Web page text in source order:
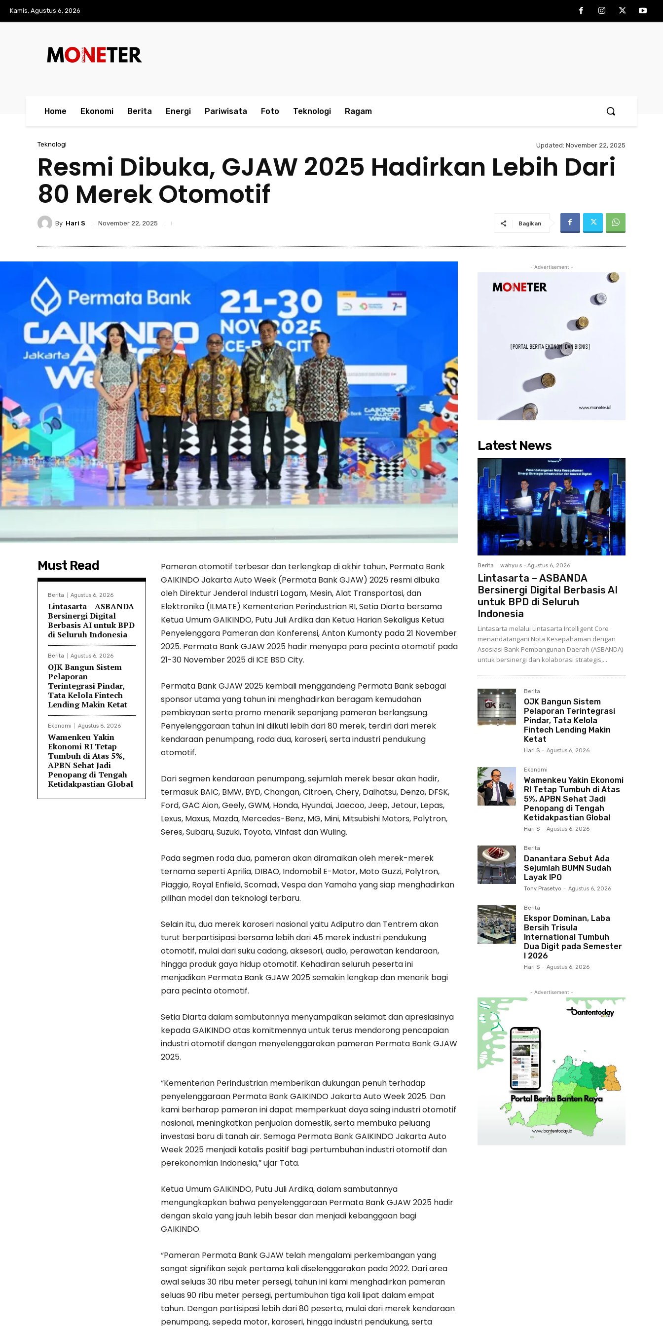
Kamis, Agustus 6, 2026
Home Ekonomi Berita Energi Pariwisata Foto Teknologi Ragam
Teknologi Updated: November 22, 2025
Resmi Dibuka, GJAW 2025 Hadirkan Lebih Dari
80 Merek Otomotif
By Hari S November 22, 2025 Bagikan
Must Read
Berita Agustus 6, 2026
Lintasarta – ASBANDA
Bersinergi Digital
Berbasis AI untuk BPD
di Seluruh Indonesia
Berita Agustus 6, 2026
OJK Bangun Sistem
Pelaporan
Terintegrasi Pindar,
Tata Kelola Fintech
Lending Makin Ketat
Ekonomi Agustus 6, 2026
Wamenkeu Yakin
Ekonomi RI Tetap
Tumbuh di Atas 5%,
APBN Sehat Jadi
Penopang di Tengah
Ketidakpastian Global
Pameran otomotif terbesar dan terlengkap di akhir tahun, Permata Bank
GAIKINDO Jakarta Auto Week (Permata Bank GJAW) 2025 resmi dibuka
oleh Direktur Jenderal Industri Logam, Mesin, Alat Transportasi, dan
Elektronika (ILMATE) Kementerian Perindustrian RI, Setia Diarta bersama
Ketua Umum GAIKINDO, Putu Juli Ardika dan Ketua Harian Sekaligus Ketua
Penyelenggara Pameran dan Konferensi, Anton Kumonty pada 21 November
2025. Permata Bank GJAW 2025 hadir menyapa para pecinta otomotif pada
21-30 November 2025 di ICE BSD City.
Permata Bank GJAW 2025 kembali menggandeng Permata Bank sebagai
sponsor utama yang tahun ini menghadirkan beragam kemudahan
pembiayaan serta promo menarik sepanjang pameran berlangsung.
Penyelenggaraan tahun ini diikuti lebih dari 80 merek, terdiri dari merek
kendaraan penumpang, roda dua, karoseri, serta industri pendukung
otomotif.
Dari segmen kendaraan penumpang, sejumlah merek besar akan hadir,
termasuk BAIC, BMW, BYD, Changan, Citroen, Chery, Daihatsu, Denza, DFSK,
Ford, GAC Aion, Geely, GWM, Honda, Hyundai, Jaecoo, Jeep, Jetour, Lepas,
Lexus, Maxus, Mazda, Mercedes-Benz, MG, Mini, Mitsubishi Motors, Polytron,
Seres, Subaru, Suzuki, Toyota, Vinfast dan Wuling.
Pada segmen roda dua, pameran akan diramaikan oleh merek-merek
ternama seperti Aprilia, DIBAO, Indomobil E-Motor, Moto Guzzi, Polytron,
Piaggio, Royal Enfield, Scomadi, Vespa dan Yamaha yang siap menghadirkan
pilihan model dan teknologi terbaru.
Selain itu, dua merek karoseri nasional yaitu Adiputro dan Tentrem akan
turut berpartisipasi bersama lebih dari 45 merek industri pendukung
otomotif, mulai dari suku cadang, aksesori, audio, perawatan kendaraan,
hingga produk gaya hidup otomotif. Kehadiran seluruh peserta ini
menjadikan Permata Bank GJAW 2025 semakin lengkap dan menarik bagi
para pecinta otomotif.
Setia Diarta dalam sambutannya menyampaikan selamat dan apresiasinya
kepada GAIKINDO atas komitmennya untuk terus mendorong pencapaian
industri otomotif dengan menyelenggarakan pameran Permata Bank GJAW
2025.
“Kementerian Perindustrian memberikan dukungan penuh terhadap
penyelenggaraan Permata Bank GAIKINDO Jakarta Auto Week 2025. Dan
kami berharap pameran ini dapat memperkuat daya saing industri otomotif
nasional, meningkatkan penjualan domestik, serta membuka peluang
investasi baru di tanah air. Semoga Permata Bank GAIKINDO Jakarta Auto
Week 2025 menjadi katalis positif bagi pertumbuhan industri otomotif dan
perekonomian Indonesia,” ujar Tata.
Ketua Umum GAIKINDO, Putu Juli Ardika, dalam sambutannya
mengungkapkan bahwa penyelenggaraan Permata Bank GJAW 2025 hadir
dengan skala yang jauh lebih besar dan menjadi kebanggaan bagi
GAIKINDO.
“Pameran Permata Bank GJAW telah mengalami perkembangan yang
sangat signifikan sejak pertama kali diselenggarakan pada 2022. Dari area
awal seluas 30 ribu meter persegi, tahun ini kami menghadirkan pameran
seluas 90 ribu meter persegi, pertumbuhan tiga kali lipat dalam empat
tahun. Dengan partisipasi lebih dari 80 peserta, mulai dari merek kendaraan
penumpang, sepeda motor, karoseri, hingga industri pendukung, serta
- Advertisement -
Latest News
Berita wahyu s - Agustus 6, 2026
Lintasarta – ASBANDA
Bersinergi Digital Berbasis AI
untuk BPD di Seluruh
Indonesia
Lintasarta melalui Lintasarta Intelligent Core
menandatangani Nota Kesepahaman dengan
Asosiasi Bank Pembangunan Daerah (ASBANDA)
untuk bersinergi dan kolaborasi strategis,...
Berita
OJK Bangun Sistem
Pelaporan Terintegrasi
Pindar, Tata Kelola
Fintech Lending Makin
Ketat
Hari S - Agustus 6, 2026
Ekonomi
Wamenkeu Yakin Ekonomi
RI Tetap Tumbuh di Atas
5%, APBN Sehat Jadi
Penopang di Tengah
Ketidakpastian Global
Hari S - Agustus 6, 2026
Berita
Danantara Sebut Ada
Sejumlah BUMN Sudah
Layak IPO
Tony Prasetyo - Agustus 6, 2026
Berita
Ekspor Dominan, Laba
Bersih Trisula
International Tumbuh
Dua Digit pada Semester
I 2026
Hari S - Agustus 6, 2026
- Advertisement -